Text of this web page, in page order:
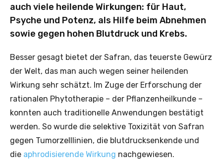
auch viele heilende Wirkungen: für Haut,
Psyche und Potenz, als Hilfe beim Abnehmen
sowie gegen hohen Blutdruck und Krebs.
Besser gesagt bietet der Safran, das teuerste Gewürz
der Welt, das man auch wegen seiner heilenden
Wirkung sehr schätzt. Im Zuge der Erforschung der
rationalen Phytotherapie – der Pflanzenheilkunde –
konnten auch traditionelle Anwendungen bestätigt
werden. So wurde die selektive Toxizität von Safran
gegen Tumorzelllinien, die blutdrucksenkende und
die aphrodisierende Wirkung nachgewiesen.